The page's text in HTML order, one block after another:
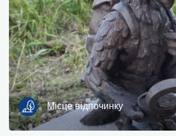
Місце відпочинку
Інший
сортувати